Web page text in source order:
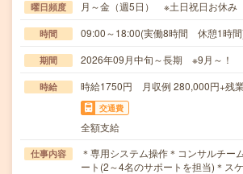
曜日頻度 月～金（週5日） ※土日祝日お休み
時間 09:00～18:00(実働8時間 休憩1時
期間 2026年09月中旬～長期 ※9月～！
時給 時給1750円 月収例 280,000円+残
交通費
全額支給
仕事内容
＊専用システム操作＊コンサルチー
ート(2～4名のサポートを担当)＊ス